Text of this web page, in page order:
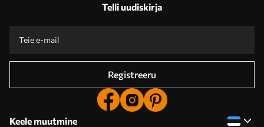
Telli uudiskirja
Registreeru
Keele muutmine